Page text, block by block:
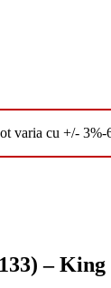
varia cu +/- 3%-
– King